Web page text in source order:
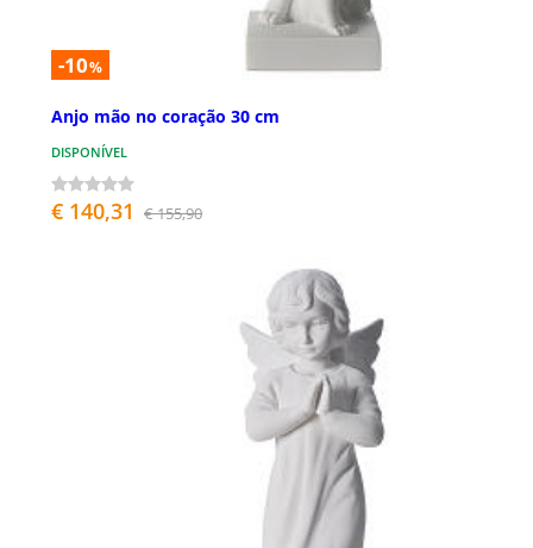
-10%
Anjo mão no coração 30 cm
DISPONÍVEL
€ 140,31 € 155,90